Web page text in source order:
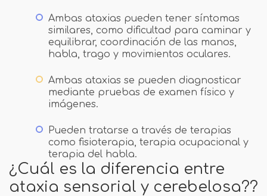
Ambas ataxias pueden tener síntomas
similares, como dificultad para caminar y
equilibrar, coordinación de las manos,
habla, trago y movimientos oculares.
Ambas ataxias se pueden diagnosticar
mediante pruebas de examen físico y
imágenes.
Pueden tratarse a través de terapias
como fisioterapia, terapia ocupacional y
terapia del habla.
¿Cuál es la diferencia entre
ataxia sensorial y cerebelosa??